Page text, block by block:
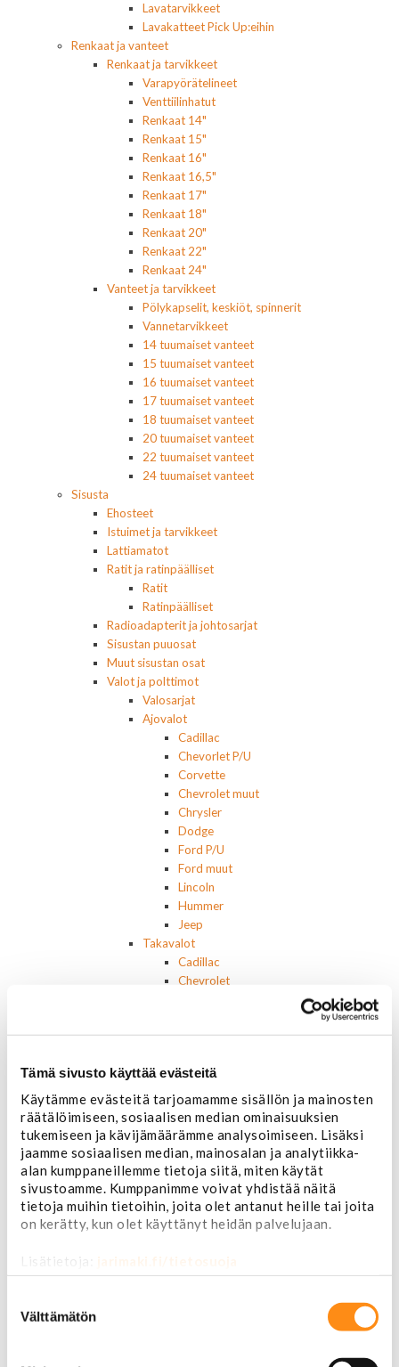
Tämä sivusto käyttää evästeitä
Käytämme evästeitä tarjoamamme sisällön ja mainosten
räätälöimiseen, sosiaalisen median ominaisuuksien
tukemiseen ja kävijämäärämme analysoimiseen. Lisäksi
jaamme sosiaalisen median, mainosalan ja analytiikka-
alan kumppaneillemme tietoja siitä, miten käytät
sivustoamme. Kumppanimme voivat yhdistää näitä
tietoja muihin tietoihin, joita olet antanut heille tai joita
on kerätty, kun olet käyttänyt heidän palvelujaan.
Lisätietoja: jarimaki.fi/tietosuoja
valinta
Välttämätön
Lavatarvikkeet
Lavakatteet Pick Up:eihin
Renkaat ja vanteet
Renkaat ja tarvikkeet
Varapyörätelineet
Venttiilinhatut
Renkaat 14"
Renkaat 15"
Renkaat 16"
Renkaat 16,5"
Renkaat 17"
Renkaat 18"
Renkaat 20"
Renkaat 22"
Renkaat 24"
Vanteet ja tarvikkeet
Pölykapselit, keskiöt, spinnerit
Vannetarvikkeet
14 tuumaiset vanteet
15 tuumaiset vanteet
16 tuumaiset vanteet
17 tuumaiset vanteet
18 tuumaiset vanteet
20 tuumaiset vanteet
22 tuumaiset vanteet
24 tuumaiset vanteet
Sisusta
Ehosteet
Istuimet ja tarvikkeet
Lattiamatot
Ratit ja ratinpäälliset
Ratit
Ratinpäälliset
Radioadapterit ja johtosarjat
Sisustan puuosat
Muut sisustan osat
Valot ja polttimot
Valosarjat
Ajovalot
Cadillac
Chevorlet P/U
Corvette
Chevrolet muut
Chrysler
Dodge
Ford P/U
Ford muut
Lincoln
Hummer
Jeep
Takavalot
Cadillac
Chevrolet
Dodge
Ford muut
Lincoln
Muut
Parkit / Vilkut
Sumu- ja peruutusvalot
Sivuvalot ja markerit
Polttimot
Akut
Lasinnostin- ja keskuslukon moottorit